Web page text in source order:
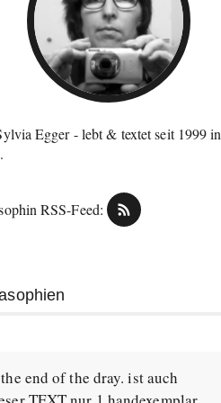
Egger - lebt & textet seit 1999 in
RSS-Feed:
end of the dray. ist auch